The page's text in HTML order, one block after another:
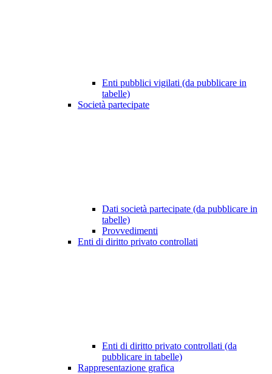
Enti pubblici vigilati (da pubblicare in
tabelle)
Società partecipate
Dati società partecipate (da pubblicare in
tabelle)
Provvedimenti
Enti di diritto privato controllati
Enti di diritto privato controllati (da
pubblicare in tabelle)
Rappresentazione grafica